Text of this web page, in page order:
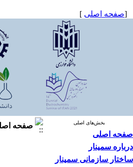
[صفحه اصلی ]
بخش‌های اصلی
صفحه اصلی
درباره سمینار
ساختار سازمانی سمینار
صفحه